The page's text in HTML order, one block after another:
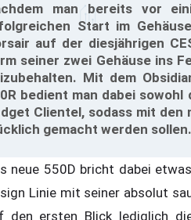
man bereits vor
Start im
auf der diesjährigen
seiner zwei Gehäuse ins
Mit dem
bedient man dabei sowohl
Clientel, sodass mit den
gemacht werden sollen.
neue 550D bricht dabei
Linie mit seiner absolut
den ersten Blick lediglich